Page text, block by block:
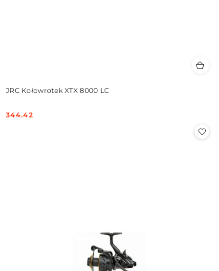
JRC Kołowrotek XTX 8000 LC
Cena:
344.42